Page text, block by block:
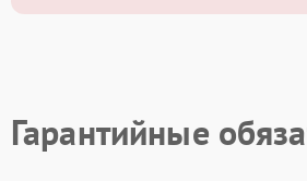
Гарантийные